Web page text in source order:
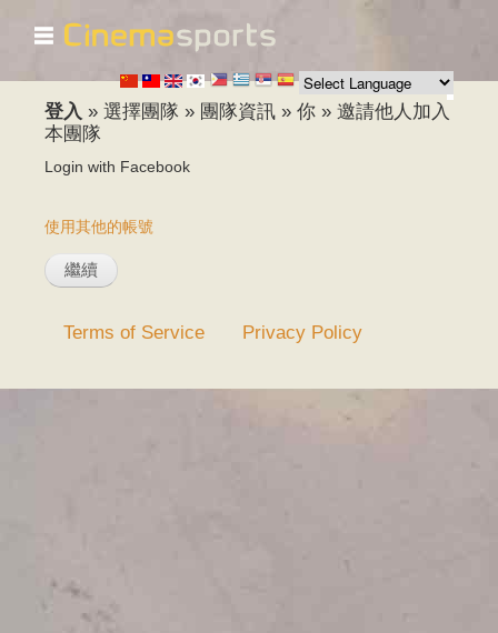
移
至
主
☰
登入 » 選擇團隊 » 團隊資訊 » 你 » 邀請他人加入
本團隊
Login with Facebook
使用其他的帳號
Terms of Service Privacy Policy